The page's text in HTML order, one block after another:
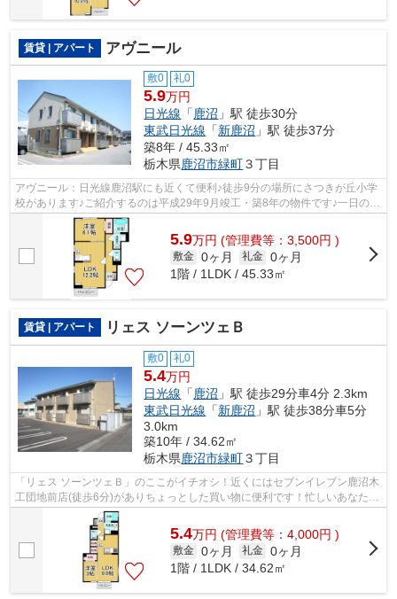
賃貸 | アパート アヴニール
敷0 礼0
5.9万円
日光線 「鹿沼 」駅 徒歩30分
東武日光線 「新鹿沼 」駅 徒歩37分
築8年 / 45.33㎡
栃木県鹿沼市緑町３丁目
アヴニール：日光線鹿沼駅にも近くて便利♪徒歩9分の場所にさつきが丘小学
校があります♪ご紹介するのは平成29年9月竣工・築8年の物件です♪一日の始
まりを気持ちよく過ごせる陽当たりの...
5.9万円 (管理費等：3,500円 )
敷金 0ヶ月 礼金 0ヶ月
1階 / 1LDK / 45.33㎡
賃貸 | アパート リェス ソーンツェＢ
敷0 礼0
5.4万円
日光線 「鹿沼 」駅 徒歩29分車4分 2.3km
東武日光線 「新鹿沼 」駅 徒歩38分車5分
3.0km
築10年 / 34.62㎡
栃木県鹿沼市緑町３丁目
「リェス ソーンツェＢ」のここがイチオシ！近くにはセブンイレブン鹿沼木
工団地前店(徒歩6分)がありちょっとした買い物に便利です！忙しいあなたの
味方の、敷地内ごみ置き場つきの物...
5.4万円 (管理費等：4,000円 )
敷金 0ヶ月 礼金 0ヶ月
1階 / 1LDK / 34.62㎡